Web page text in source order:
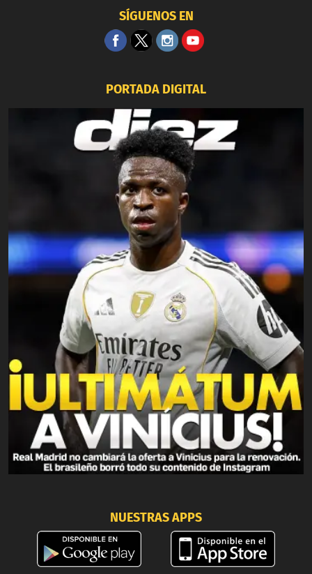
SÍGUENOS EN
PORTADA DIGITAL
NUESTRAS APPS